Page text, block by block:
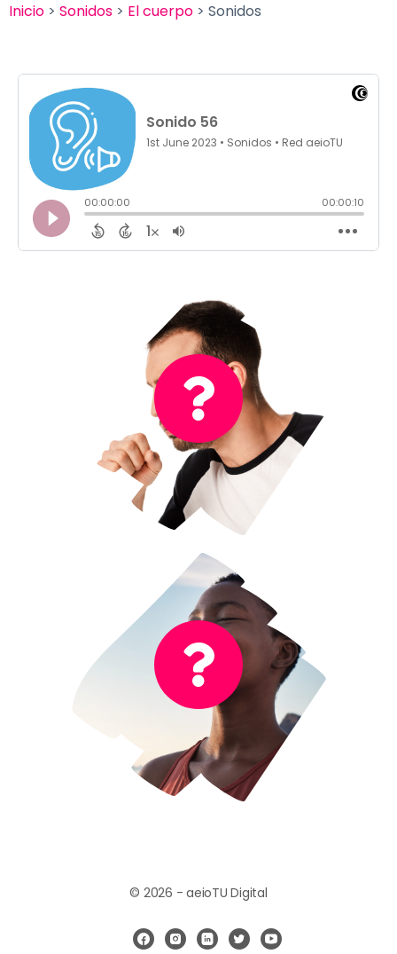
Inicio > Sonidos > El cuerpo > Sonidos
¡Incorrecto!
No es el sonido de toser
¡Muy bien!
Es el sonido de la respiración
© 2026 - aeioTU Digital